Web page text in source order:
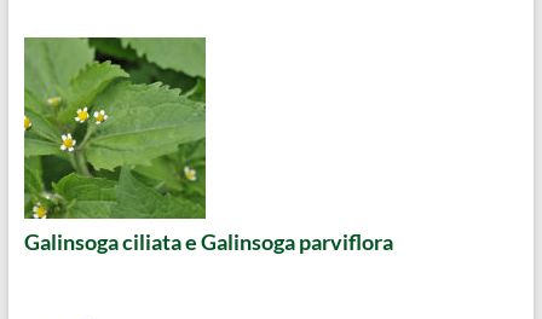
Galinsoga ciliata e Galinsoga parviflora